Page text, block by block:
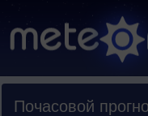
Почасовой